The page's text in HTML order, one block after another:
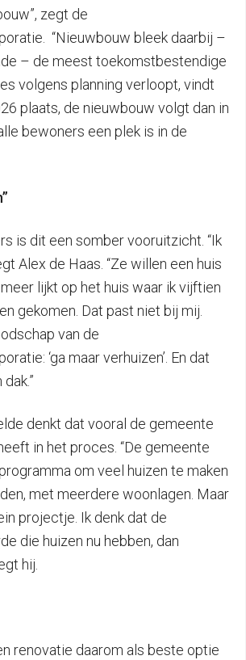
zegt de
“Nieuwbouw bleek daarbij –
– de meest toekomstbestendige
volgens planning verloopt, vindt
plaats, de nieuwbouw volgt dan in
bewoners een plek is in de
is dit een somber vooruitzicht. “Ik
Alex de Haas. “Ze willen een huis
lijkt op het huis waar ik vijftien
gekomen. Dat past niet bij mij.
van de
‘ga maar verhuizen’. En dat
denkt dat vooral de gemeente
in het proces. “De gemeente
om veel huizen te maken
met meerdere woonlagen. Maar
projectje. Ik denk dat de
die huizen nu hebben, dan
hij.
renovatie daarom als beste optie